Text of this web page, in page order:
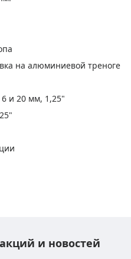
на алюминиевой треноге
и 20 мм, 1,25"
и новостей